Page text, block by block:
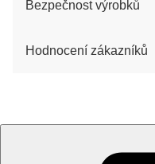
Bezpečnost výrobků
Hodnocení zákazníků